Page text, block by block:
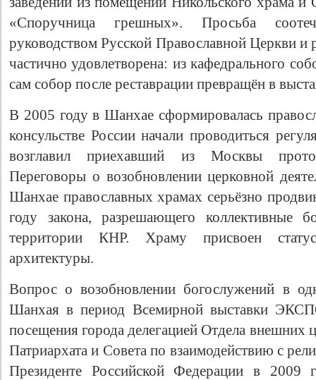
«Споручница грешных». Просьба
руководством Русской Православной Церкви и
частично удовлетворена: из кафедрального
сам собор после реставрации превращён в
В 2005 году в Шанхае сформировалась
консульстве России начали проводиться
возглавил приехавший из Москвы
Переговоры о возобновлении церковной
Шанхае православных храмах серьёзно
году закона, разрешающего коллективные
территории КНР. Храму присвоен статус
архитектуры.
Вопрос о возобновлении богослужений в
Шанхая в период Всемирной выставки
посещения города делегацией Отдела внешних
Патриархата и Совета по взаимодействию с
Президенте Российской Федерации в 2009